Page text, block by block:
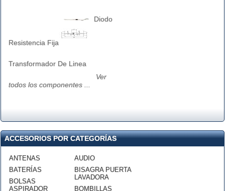
Diodo
Resistencia Fija
Transformador De Linea
Ver
todos los componentes ...
ACCESORIOS POR CATEGORÍAS
ANTENAS
BATERÍAS
BOLSAS
ASPIRADOR
AUDIO
BISAGRA PUERTA
LAVADORA
BOMBILLAS